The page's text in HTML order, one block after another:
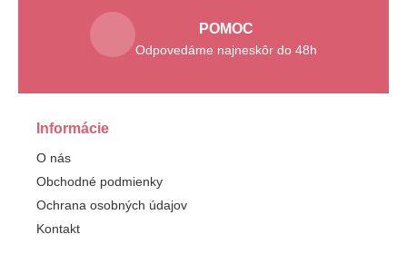
POMOC
Odpovedáme najneskôr do 48h
Informácie
O nás
Obchodné podmienky
Ochrana osobných údajov
Kontakt